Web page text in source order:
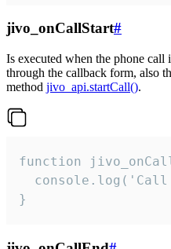
jivo_onCallStart#
Is executed when the phone call
through the callback form, also
method jivo_api.startCall().
function
}